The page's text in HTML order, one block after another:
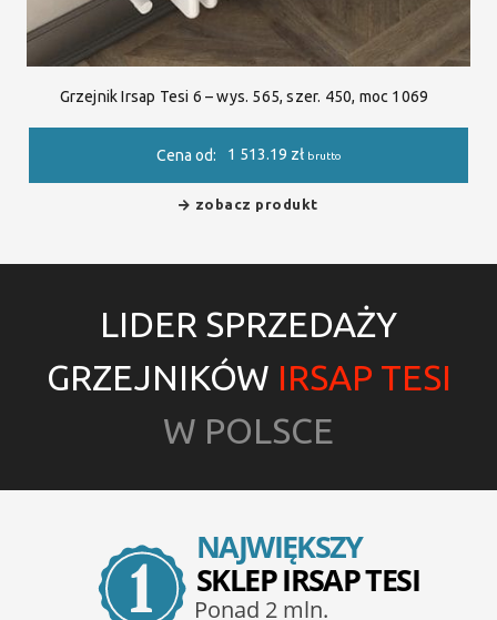
Grzejnik Irsap Tesi 6 – wys. 565, szer. 450, moc 1069
Cena od: 1 513.19 zł brutto
zobacz produkt
LIDER SPRZEDAŻY
GRZEJNIKÓW IRSAP TESI
W POLSCE